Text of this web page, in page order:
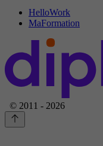
HelloWork
MaFormation
© 2011 - 2026